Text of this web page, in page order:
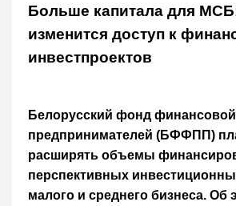
Больше капитала для
изменится доступ к
инвестпроектов
Белорусский фонд
предпринимателей (БФФПП)
расширять объемы
перспективных
малого и среднего бизнеса. Об